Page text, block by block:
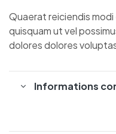
Quaerat reiciendis
quisquam ut vel
dolores dolores
Informations